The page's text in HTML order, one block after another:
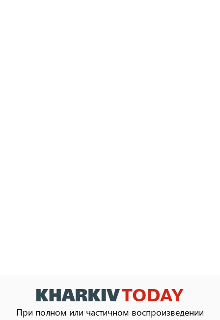
При полном или частичном воспроизведении